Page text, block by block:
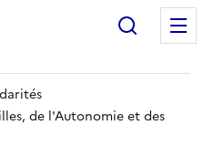
de l'Autonomie et des